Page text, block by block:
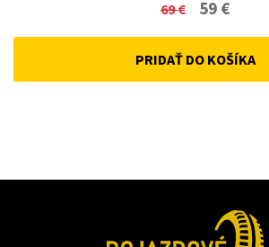
69€
Original
price
was:
59 €
price
is:
PRIDAŤ DO KOŠÍKA